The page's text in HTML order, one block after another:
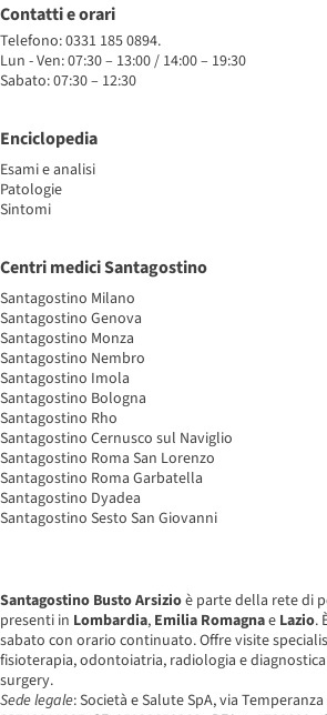
Contatti e orari
Telefono: 0331 185 0894.
Lun - Ven: 07:30 – 13:00 / 14:00 – 19:30
Sabato: 07:30 – 12:30
Enciclopedia
Esami e analisi
Patologie
Sintomi
Centri medici Santagostino
Santagostino Milano
Santagostino Genova
Santagostino Monza
Santagostino Nembro
Santagostino Imola
Santagostino Bologna
Santagostino Rho
Santagostino Cernusco sul Naviglio
Santagostino Roma San Lorenzo
Santagostino Roma Garbatella
Santagostino Dyadea
Santagostino Sesto San Giovanni
Santagostino Busto Arsizioè parte della rete di
presenti in Lombardia, Emilia Romagnae Lazio.
sabato con orario continuato. Offre visite
fisioterapia, odontoiatria, radiologia e
surgery.
Sede legale: Società e Salute SpA, via Temperanza